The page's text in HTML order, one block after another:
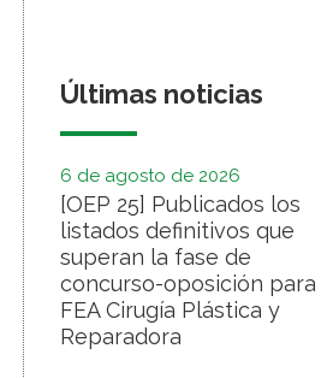
Últimas noticias
6 de agosto de 2026
[OEP 25] Publicados los
listados definitivos que
superan la fase de
concurso-oposición para
FEA Cirugía Plástica y
Reparadora